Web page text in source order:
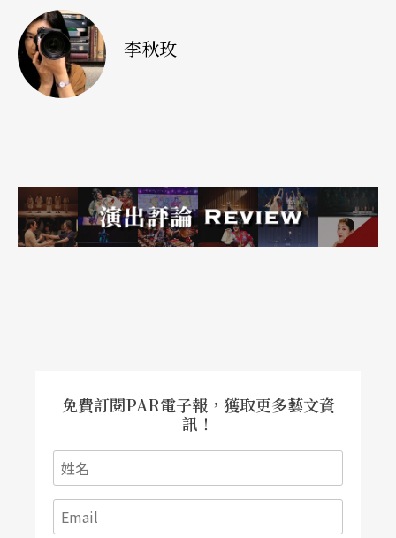
而整個主題《情奔》的「情」，指的是浪漫的豪
情，「奔」則是生命力的代表，《情奔》裡的三個
夢想，原來是大師此生歷程與想像的陳述。
詩人、舞者、說書、小旦、獨唱、合唱，以及西洋
管樂、弦樂，國樂彈撥、擦弦及打鼓佬……這樣眾
多角色、多樣樂器，加上佈景、燈光效果的匯流所
的概念，休止符的力量，往往比音響上極盡的聲響
還要來得更強烈，因為音樂的欣賞，不是耳朵所聽
見的聲音有多少，而是旋律直達內心的強烈感受！
在這部作品中，李泰祥用了相當多意想不到的實驗
李秋玫
免費訂閱PAR電子報，獲取更多藝文資
訊！